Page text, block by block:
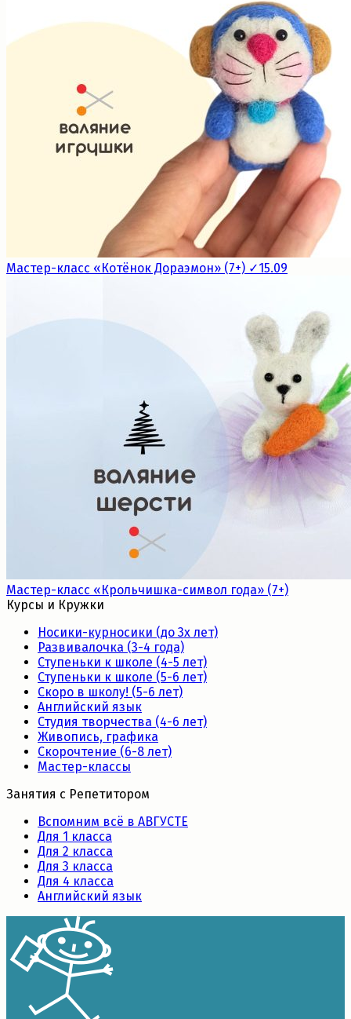
Мастер-класс «Котёнок Дораэмон» (7+) ✓15.09
Мастер-класс «Крольчишка-символ года» (7+)
Курсы и Кружки
Носики-курносики (до 3х лет)
Развивалочка (3-4 года)
Ступеньки к школе (4-5 лет)
Ступеньки к школе (5-6 лет)
Скоро в школу! (5-6 лет)
Английский язык
Студия творчества (4-6 лет)
Живопись, графика
Скорочтение (6-8 лет)
Мастер-классы
Занятия с Репетитором
Вспомним всё в АВГУСТЕ
Для 1 класса
Для 2 класса
Для 3 класса
Для 4 класса
Английский язык